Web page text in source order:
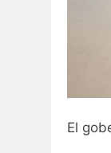
El